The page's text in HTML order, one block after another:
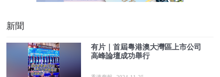
新聞
有片｜首屆粵港澳大灣區上市公司
高峰論壇成功舉行